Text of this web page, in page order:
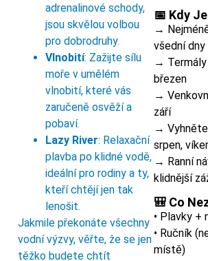
adrenalinové schody,
jsou skvělou volbou
pro dobrodruhy.
Vlnobití: Zažijte sílu
moře v umělém
vlnobití, které vás
zaručeně osvěží a
pobaví.
Lazy River: Relaxační
plavba po klidné vodě,
ideální pro rodiny a ty,
kteří chtějí jen tak
lenošit.
Jakmile překonáte všechny
vodní výzvy, věřte, že se jen
těžko budete chtít
📅 Kdy
→
všední dny
→ Termály
březen
→
září
→
srpen,
→ Ranní
klidnější
🎒 Co
• Plavky +
• Ručník
místě)